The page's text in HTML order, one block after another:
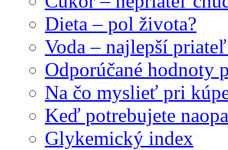
Dieta – pol života?
Voda – najlepší
Odporúčané hodnoty
Na čo myslieť pri
Keď potrebujete
Glykemický index